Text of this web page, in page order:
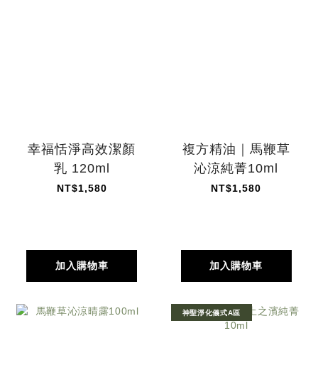
幸福恬淨高效潔顏
乳 120ml
NT$1,580
加入購物車
複方精油｜馬鞭草
沁涼純菁10ml
NT$1,580
加入購物車
神聖淨化儀式A區